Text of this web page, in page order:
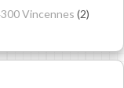
Vincennes (2)